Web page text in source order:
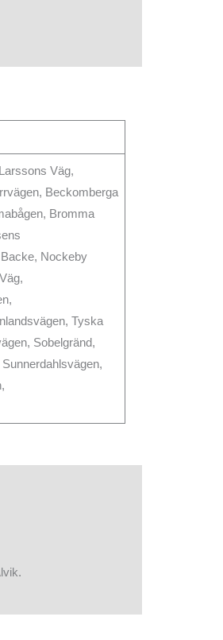
Väg,
Beckomberga
Bromma
Nockeby
Tyska
Sobelgränd,